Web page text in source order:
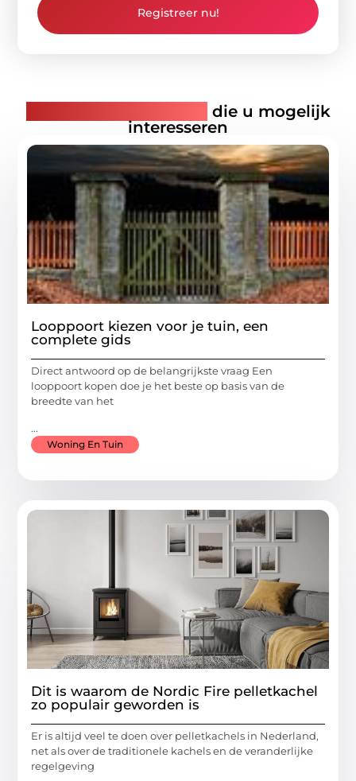
Registreer nu!
die u mogelijk
interesseren
Looppoort kiezen voor je tuin, een
complete gids
Direct antwoord op de belangrijkste vraag Een
looppoort kopen doe je het beste op basis van de
breedte van het
...
Woning En Tuin
Dit is waarom de Nordic Fire pelletkachel
zo populair geworden is
Er is altijd veel te doen over pelletkachels in Nederland,
net als over de traditionele kachels en de veranderlijke
regelgeving